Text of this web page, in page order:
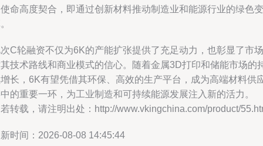
命高度契合，即通过创新材料推动制造业和能源行业的绿色变
C轮融资不仅为6K的产能扩张提供了充足动力，也彰显了市场
技术路线和商业模式的信心。随着金属3D打印和储能市场的
长，6K有望凭借其环保、高效的生产平台，成为高端材料供
的重要一环，为工业制造和可持续能源发展注入新的活力。
转载，请注明出处：http://www.vkingchina.com/product/
时间：2026-08-08 14:45:44